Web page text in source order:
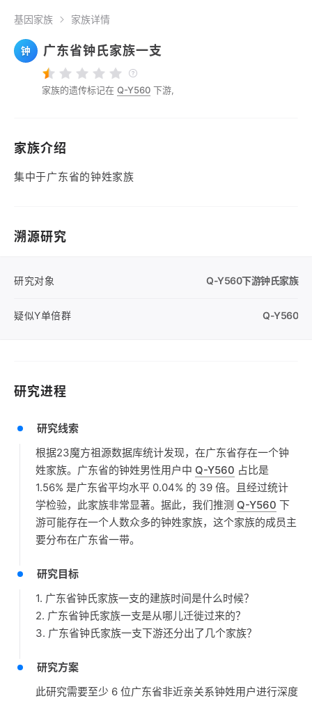
基因家族 家族详情
钟 广东省钟氏家族一支
家族的遗传标记在 Q-Y560 下游,
家族介绍
集中于广东省的钟姓家族
溯源研究
研究对象 Q-Y560下游钟氏家族
疑似Y单倍群 Q-Y560
研究进程
研究线索
根据23魔方祖源数据库统计发现，在广东省存在一个钟
姓家族。广东省的钟姓男性用户中 Q-Y560 占比是
1.56% 是广东省平均水平 0.04% 的 39 倍。且经过统计
学检验，此家族非常显著。据此，我们推测 Q-Y560 下
游可能存在一个人数众多的钟姓家族，这个家族的成员主
要分布在广东省一带。
研究目标
1. 广东省钟氏家族一支的建族时间是什么时候？
2. 广东省钟氏家族一支是从哪儿迁徙过来的？
3. 广东省钟氏家族一支下游还分出了几个家族？
研究方案
此研究需要至少 6 位广东省非近亲关系钟姓用户进行深度